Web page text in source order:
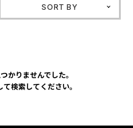
SORT BY
かりませんでした。
検索してください。